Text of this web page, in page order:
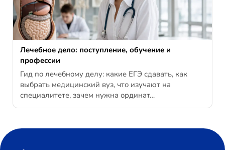
Лечебное дело: поступление, обучение и
профессии
Гид по лечебному делу: какие ЕГЭ сдавать, как
выбрать медицинский вуз, что изучают на
специалитете, зачем нужна ординат…